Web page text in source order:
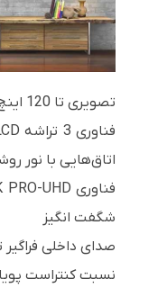
تصویری تا 120 اینچ تولید می کند
اتاق‌هایی با نور
شگفت انگیز
صدای داخلی
نسبت کنتراست پویا 2500000